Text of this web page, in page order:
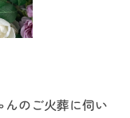
のご火葬に伺い